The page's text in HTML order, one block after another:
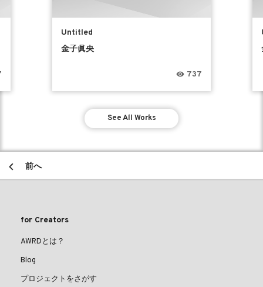
Untitled
金子眞央
737
See All Works
前へ
for Creators
AWRDとは？
Blog
プロジェクトをさがす